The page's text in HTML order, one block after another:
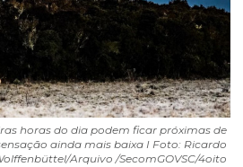
horas do dia podem ficar próximas de
ainda mais baixa I Foto: Ricardo
Arquivo /SecomGOVSC/4oito